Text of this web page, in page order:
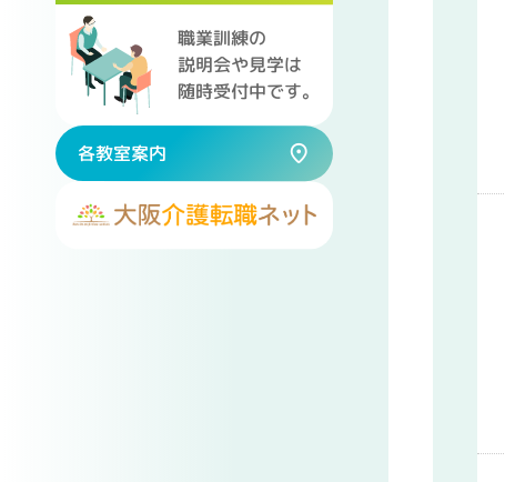
職業訓練の
説明会や見学は
随時受付中です。
各教室案内